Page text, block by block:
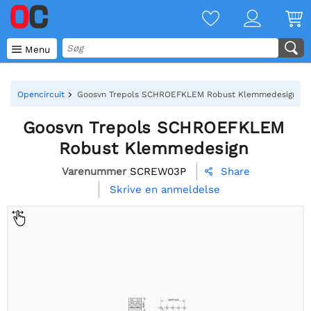
 Menu
Opencircuit Goosvn Trepols SCHROEFKLEM Robust Klemmedesign
Goosvn Trepols SCHROEFKLEM
Robust Klemmedesign
Varenummer SCREW03P 
Share
Skrive en anmeldelse